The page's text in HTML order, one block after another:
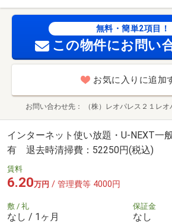
無料・簡単2項目！
この物件にお問い
お気に入りに追加
お問い合わせ先 （株）レオパレス２１レ
インターネット使い放題・U-NEXT一
有 退去時清掃費：52250円(税込)
賃料
6.20万円 / 管理費等 4000円
敷 / 礼
なし / 1ヶ月
保証金
なし